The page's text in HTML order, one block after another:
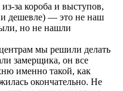
за короба и выступов,
и дешевле) — это не наш
но не нашли
мы решили делать
замерщика, он все
именно такой, как
окончательно. Не